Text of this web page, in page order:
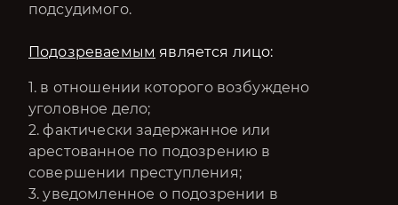
подсудимого.
Подозреваемым является лицо:
1. в отношении которого возбуждено
уголовное дело;
2. ​​фактически задержанное или
арестованное по подозрению в
совершении преступления;
3. уведомленное о подозрении в